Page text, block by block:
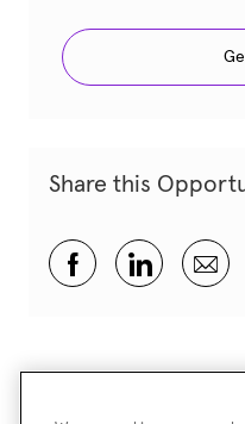
Share this
Share via
Share